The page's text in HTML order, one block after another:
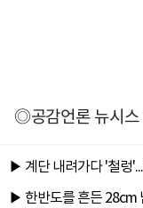
◎공감언론 뉴시스